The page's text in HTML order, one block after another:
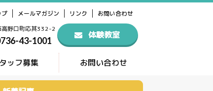
プ メールマガジン リンク お問い合わせ
43-1001
体験教室
野口町応其332-2
ッフ募集 お問い合わせ